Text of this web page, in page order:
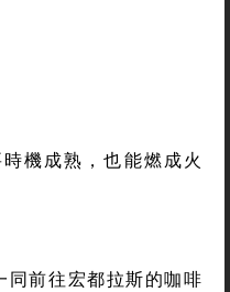
機成熟，也能燃成火
前往宏都拉斯的咖啡